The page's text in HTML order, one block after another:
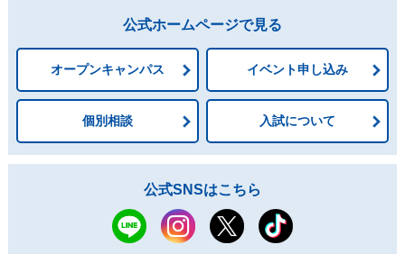
公式ホームページで見る
オープンキャンパス イベント申し込み
個別相談 入試について
公式SNSはこちら